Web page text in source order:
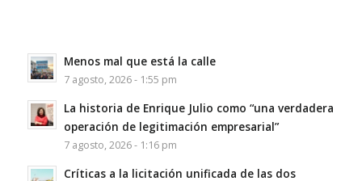
Menos mal que está la calle
7 agosto, 2026 - 1:55 pm
La historia de Enrique Julio como “una verdadera
operación de legitimación empresarial”
7 agosto, 2026 - 1:16 pm
Críticas a la licitación unificada de las dos